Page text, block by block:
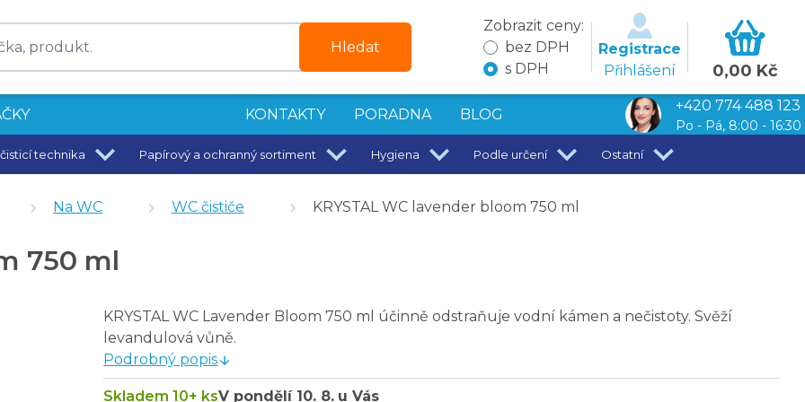
Hledat
Zobrazit ceny:
bez DPH
s DPH
Registrace
Přihlášení
0,00 Kč
KONTAKTY PORADNA BLOG
+420 774 488 123
Po - Pá, 8:00 - 16:30
technika Papírový a ochranný sortiment Hygiena Podle určení Ostatní
ml
Na WC WC čističe KRYSTAL WC lavender bloom 750 ml
750 ml
KRYSTAL WC Lavender Bloom 750 ml účinně odstraňuje vodní kámen a nečistoty. Svěží
levandulová vůně.
Podrobný popis
Skladem 10+ ksV pondělí 10. 8. u Vás